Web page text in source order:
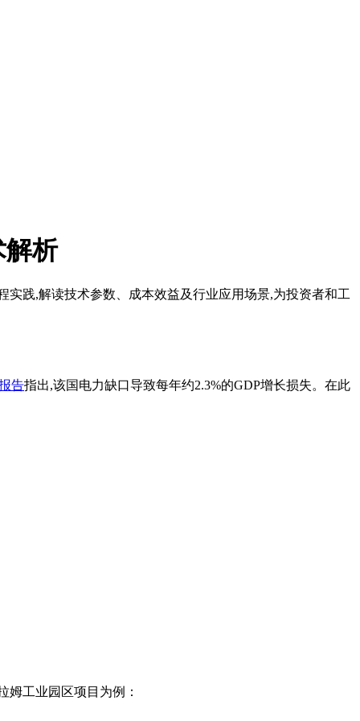
解析
践,解读技术参数、成本效益及行业应用场景,为投资者和工
告指出,该国电力缺口导致每年约2.3%的GDP增长损失。在此
姆工业园区项目为例：